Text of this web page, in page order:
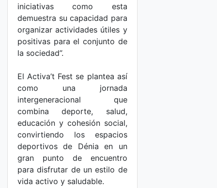
iniciativas como esta
demuestra su capacidad para
organizar actividades útiles y
positivas para el conjunto de
la sociedad”.
El Activa’t Fest se plantea así
como una jornada
intergeneracional que
combina deporte, salud,
educación y cohesión social,
convirtiendo los espacios
deportivos de Dénia en un
gran punto de encuentro
para disfrutar de un estilo de
vida activo y saludable.